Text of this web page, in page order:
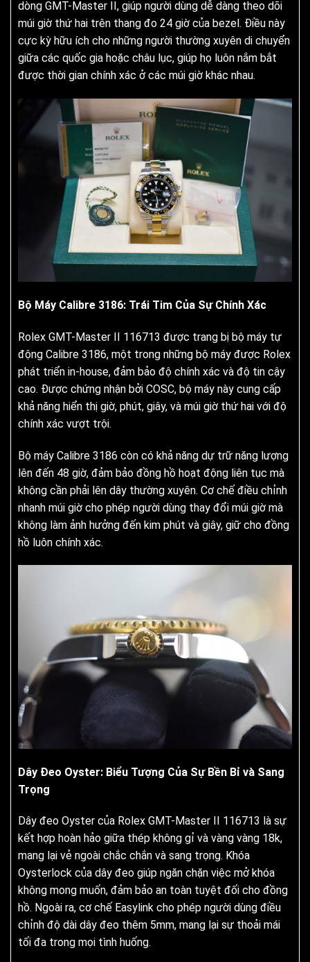
dòng GMT-Master II, giúp người dùng dễ dàng theo dõi
múi giờ thứ hai trên thang đo 24 giờ của bezel. Điều này
cực kỳ hữu ích cho những người thường xuyên di chuyển
giữa các quốc gia hoặc châu lục, giúp họ luôn nắm bắt
được thời gian chính xác ở các múi giờ khác nhau.
Bộ Máy Calibre 3186: Trái Tim Của Sự Chính Xác
Rolex GMT-Master II 116713 được trang bị bộ máy tự
động Calibre 3186, một trong những bộ máy được Rolex
phát triển in-house, đảm bảo độ chính xác và độ tin cậy
cao. Được chứng nhận bởi COSC, bộ máy này cung cấp
khả năng hiển thị giờ, phút, giây, và múi giờ thứ hai với độ
chính xác vượt trội.
Bộ máy Calibre 3186 còn có khả năng dự trữ năng lượng
lên đến 48 giờ, đảm bảo đồng hồ hoạt động liên tục mà
không cần phải lên dây thường xuyên. Cơ chế điều chỉnh
nhanh múi giờ cho phép người dùng thay đổi múi giờ mà
không làm ảnh hưởng đến kim phút và giây, giữ cho đồng
hồ luôn chính xác.
Dây Đeo Oyster: Biểu Tượng Của Sự Bền Bỉ và Sang
Trọng
Dây đeo Oyster của Rolex GMT-Master II 116713 là sự
kết hợp hoàn hảo giữa thép không gỉ và vàng vàng 18k,
mang lại vẻ ngoài chắc chắn và sang trọng. Khóa
Oysterlock của dây đeo giúp ngăn chặn việc mở khóa
không mong muốn, đảm bảo an toàn tuyệt đối cho đồng
hồ. Ngoài ra, cơ chế Easylink cho phép người dùng điều
chỉnh độ dài dây đeo thêm 5mm, mang lại sự thoải mái
tối đa trong mọi tình huống.